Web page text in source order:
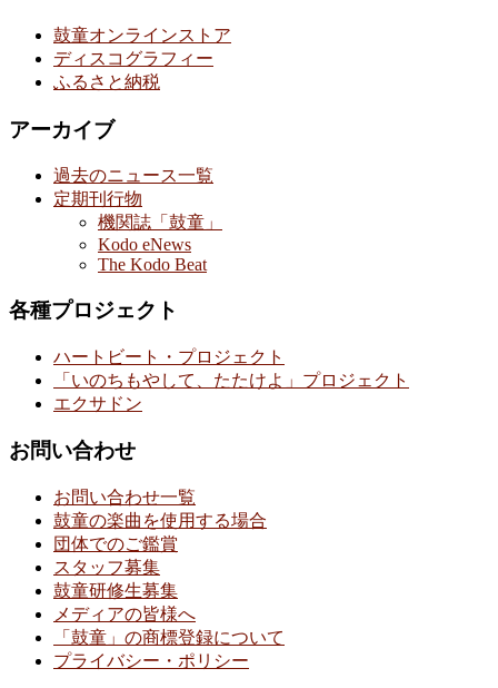
鼓童オンラインストア
ディスコグラフィー
ふるさと納税
アーカイブ
過去のニュース一覧
定期刊行物
機関誌「鼓童」
Kodo eNews
The Kodo Beat
各種プロジェクト
ハートビート・プロジェクト
「いのちもやして、たたけよ」プロジェクト
エクサドン
お問い合わせ
お問い合わせ一覧
鼓童の楽曲を使用する場合
団体でのご鑑賞
スタッフ募集
鼓童研修生募集
メディアの皆様へ
「鼓童」の商標登録について
プライバシー・ポリシー